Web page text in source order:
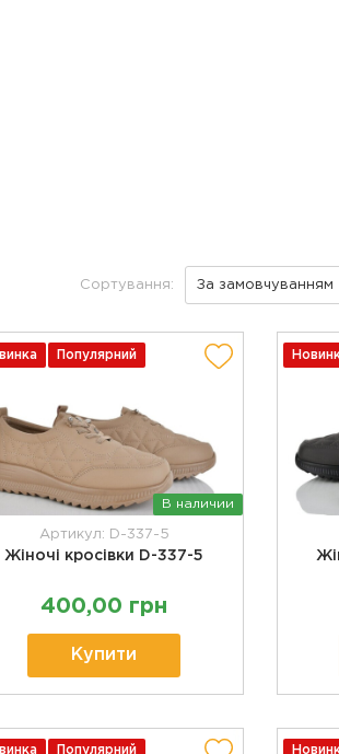
Сортування:
Популярний
В наличии
Артикул: D-337-5
Жіночі кросівки D-337-5
400,00 грн
Купити
Популярний